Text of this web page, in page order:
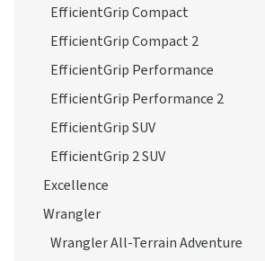
EfficientGrip Compact
EfficientGrip Compact 2
EfficientGrip Performance
EfficientGrip Performance 2
EfficientGrip SUV
EfficientGrip 2 SUV
Excellence
Wrangler
Wrangler All-Terrain Adventure